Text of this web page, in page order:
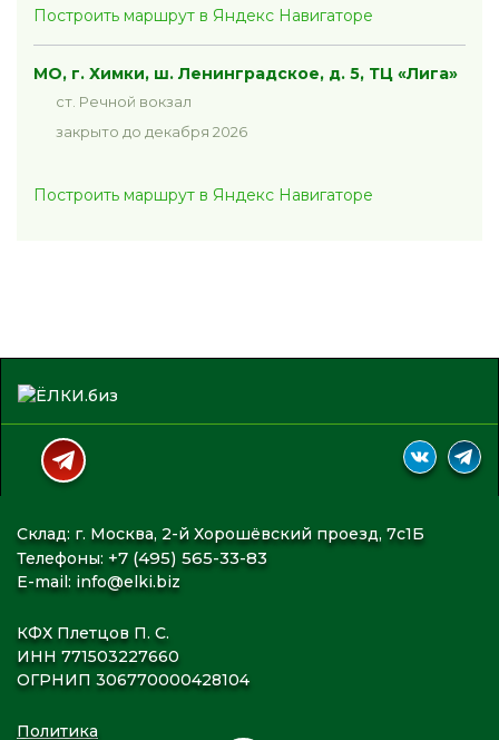
Построить маршрут в Яндекс Навигаторе
МО, г. Химки, ш. Ленинградское, д. 5, ТЦ «Лига»
ст. Речной вокзал
закрыто до декабря 2026
Построить маршрут в Яндекс Навигаторе
Склад: г. Москва, 2-й Хорошёвский проезд, 7с1Б
Телефоны: +7 (495) 565-33-83
E-mail: info@elki.biz
КФХ Плетцов П. С.
ИНН 771503227660
ОГРНИП 306770000428104
Политика